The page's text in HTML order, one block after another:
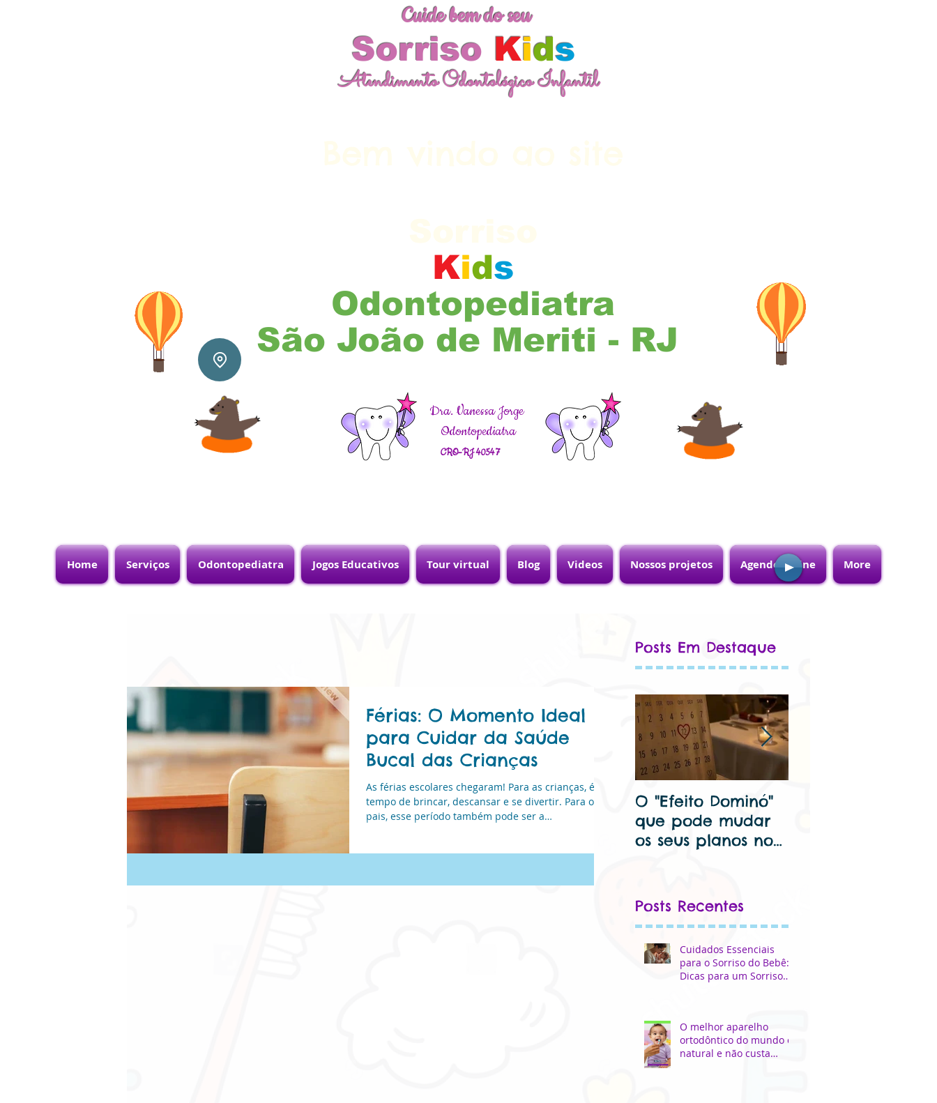
Cuide bem do seu
Sorriso Kids
Atendimento Odontológico Infantil
Kids
Odontopediatra
São João de Meriti - RJ
Dra. Vanessa Jorge
Odontopediatra
CRO-RJ 40547
Home Serviços Odontopediatra Jogos Educativos Tour virtual Blog Videos Nossos projetos Agende online More
Natural
Posts Em Destaque
O "Efeito Dominó"
que pode mudar
os seus planos no
Posts Recentes
Cuidados Essenciais
para o Sorriso do Bebê:
Dicas para um Sorriso
O melhor aparelho
ortodôntico do mundo é
natural e não custa
Férias: O Momento Ideal
para Cuidar da Saúde
Bucal das Crianças
As férias escolares chegaram! Para as crianças, é
tempo de brincar, descansar e se divertir. Para os
pais, esse período também pode ser a